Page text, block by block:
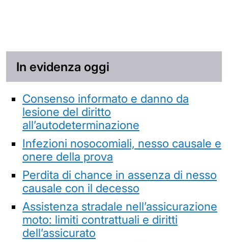
In evidenza oggi
Consenso informato e danno da
lesione del diritto
all’autodeterminazione
Infezioni nosocomiali, nesso causale e
onere della prova
Perdita di chance in assenza di nesso
causale con il decesso
Assistenza stradale nell’assicurazione
moto: limiti contrattuali e diritti
dell’assicurato